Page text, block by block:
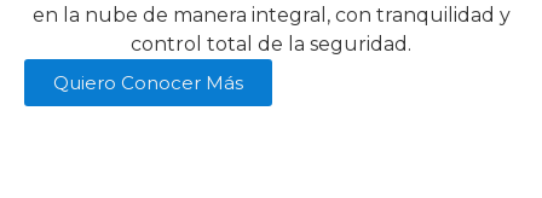
en la nube de manera integral, con tranquilidad y
control total de la seguridad.
Quiero Conocer Más